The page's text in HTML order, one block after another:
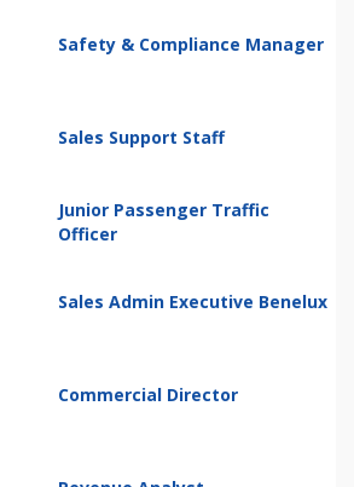
Safety & Compliance Manager
Sales Support Staff
Junior Passenger Traffic
Officer
Sales Admin Executive Benelux
Commercial Director